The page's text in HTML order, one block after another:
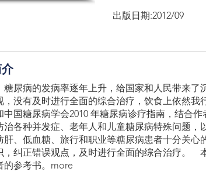
出版日期:2012/09
介
糖尿病的发病率逐年上升，给国家和人民带来
，没有及时进行全面的综合治疗，饮食上依然
中国糖尿病学会2010 年糖尿病诊疗指南，结合
治各种并发症、老年人和儿童糖尿病特殊问题
肝、低血糖、旅行和职业等糖尿病患者十分关
，纠正错误观点，及时进行全面的综合治疗。
的参考书。more